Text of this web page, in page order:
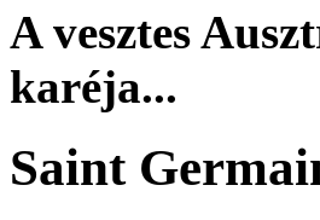
A vesztes
karéja...
Saint